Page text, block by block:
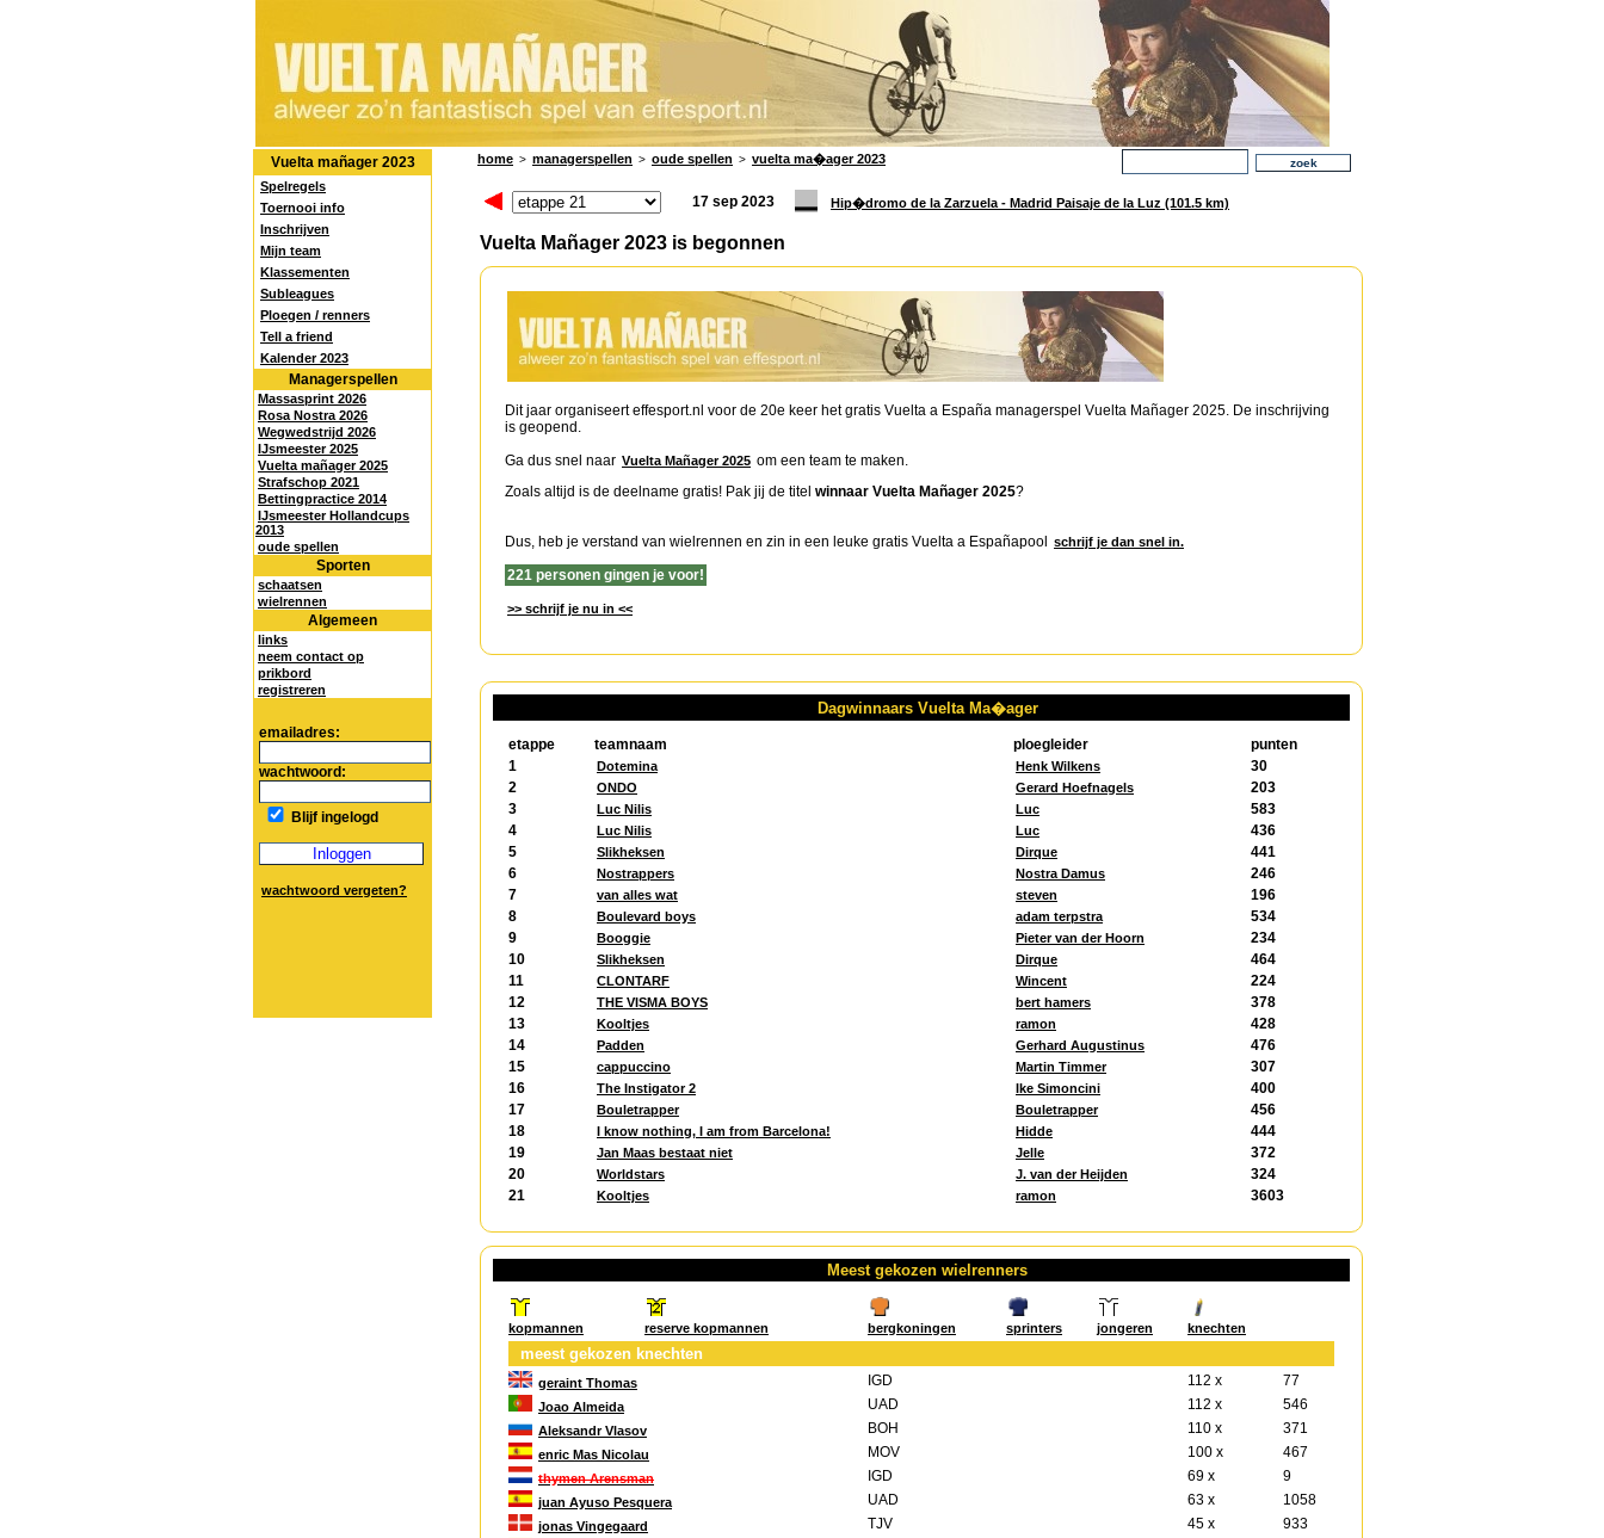
Vuelta mañager 2023
Spelregels
Toernooi info
Inschrijven
Mijn team
Klassementen
Subleagues
Ploegen / renners
Tell a friend
Kalender 2023
Managerspellen
Massasprint 2026
Rosa Nostra 2026
Wegwedstrijd 2026
IJsmeester 2025
Vuelta mañager 2025
Strafschop 2021
Bettingpractice 2014
IJsmeester Hollandcups
2013
oude spellen
Sporten
schaatsen
wielrennen
Algemeen
links
neem contact op
prikbord
registreren
emailadres:
wachtwoord:
Blijf ingelogd
wachtwoord vergeten?
home > managerspellen > oude spellen > vuelta ma�ager 2023
17 sep 2023 Hip�dromo de la Zarzuela - Madrid Paisaje de la Luz (101.5 km)
Vuelta Mañager 2023 is begonnen
Dit jaar organiseert effesport.nl voor de 20e keer het gratis Vuelta a España managerspel Vuelta Mañager 2025. De inschrijving
is geopend.
Ga dus snel naar Vuelta Mañager 2025 om een team te maken.
Zoals altijd is de deelname gratis! Pak jij de titel winnaar Vuelta Mañager 2025?
Dus, heb je verstand van wielrennen en zin in een leuke gratis Vuelta a Españapool schrijf je dan snel in.
221 personen gingen je voor!
>> schrijf je nu in <<
Dagwinnaars Vuelta Ma�ager
etappe teamnaam ploegleider
punten
1
Dotemina Henk Wilkens
30
2
ONDO Gerard Hoefnagels
203
3
Luc Nilis Luc
583
4
Luc Nilis Luc
436
5
Slikheksen Dirque
441
6
Nostrappers Nostra Damus
246
7
van alles wat steven
196
8
Boulevard boys adam terpstra
534
9
Booggie Pieter van der Hoorn
234
10
Slikheksen Dirque
464
11
CLONTARF Wincent
224
12
THE VISMA BOYS bert hamers
378
13
Kooltjes ramon
428
14
Padden Gerhard Augustinus
476
15
cappuccino Martin Timmer
307
16
The Instigator 2 Ike Simoncini
400
17
Bouletrapper Bouletrapper
456
18
I know nothing, I am from Barcelona! Hidde
444
19
Jan Maas bestaat niet Jelle
372
20
Worldstars J. van der Heijden
324
21
Kooltjes ramon 3603
Meest gekozen wielrenners
kopmannen reserve kopmannen bergkoningen sprinters jongeren knechten
meest gekozen knechten
geraint Thomas IGD 112 x 77
Joao Almeida UAD 112 x 546
Aleksandr Vlasov BOH 110 x 371
enric Mas Nicolau MOV 100 x 467
thymen Arensman IGD 69 x 9
juan Ayuso Pesquera UAD 63 x 1058
jonas Vingegaard TJV 45 x 933